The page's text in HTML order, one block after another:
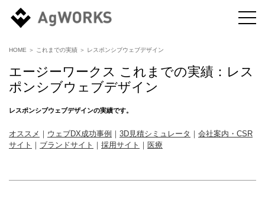
HOME ＞ これまでの実績 ＞ レスポンシブウェブデザイン
エージーワークス これまでの実績： レス
ポンシブウェブデザイン
レスポンシブウェブデザインの実績です。
オススメ ｜ ウェブDX成功事例 ｜ 3D見積シミュレータ ｜ 会社案内・CSR
サイト ｜ ブランドサイト ｜ 採用サイト ｜ 医療